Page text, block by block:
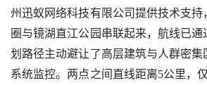
州迅蚁网络科技有限公司提供技术支持
圈与镜湖直江公园串联起来，航线已
划路径主动避让了高层建筑与人群密
系统监控。两点之间直线距离5公里，